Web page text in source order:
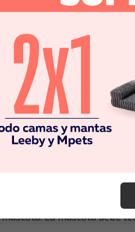
Nature's Miracle
Estas almohadillas
plástico hacia abajo en
La mascota debe